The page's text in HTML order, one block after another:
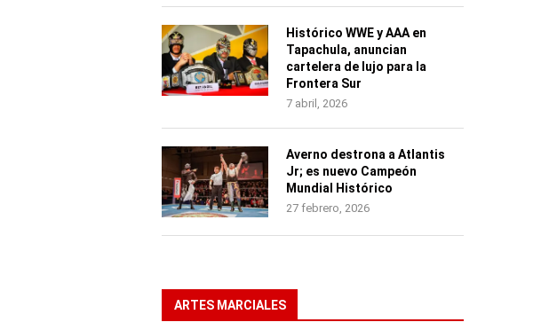
Histórico WWE y AAA en
Tapachula, anuncian
cartelera de lujo para la
Frontera Sur
7 abril, 2026
Averno destrona a Atlantis
Jr; es nuevo Campeón
Mundial Histórico
27 febrero, 2026
ARTES MARCIALES